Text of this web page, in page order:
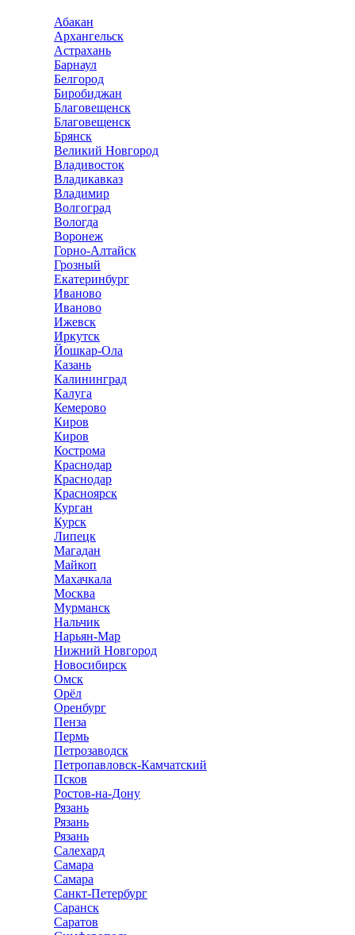
Абакан
Архангельск
Астрахань
Барнаул
Белгород
Биробиджан
Благовещенск
Благовещенск
Брянск
Великий Новгород
Владивосток
Владикавказ
Владимир
Волгоград
Вологда
Воронеж
Горно-Алтайск
Грозный
Екатеринбург
Иваново
Иваново
Ижевск
Иркутск
Йошкар-Ола
Казань
Калининград
Калуга
Кемерово
Киров
Киров
Кострома
Краснодар
Краснодар
Красноярск
Курган
Курск
Липецк
Магадан
Майкоп
Махачкала
Москва
Мурманск
Нальчик
Нарьян-Мар
Нижний Новгород
Новосибирск
Омск
Орёл
Оренбург
Пенза
Пермь
Петрозаводск
Петропавловск-Камчатский
Псков
Ростов-на-Дону
Рязань
Рязань
Рязань
Салехард
Самара
Самара
Санкт-Петербург
Саранск
Саратов